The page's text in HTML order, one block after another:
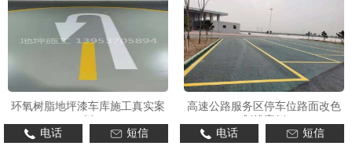
环氧树脂地坪漆车库施工真实案
电话
短信
高速公路服务区停车位路面改色
电话
短信